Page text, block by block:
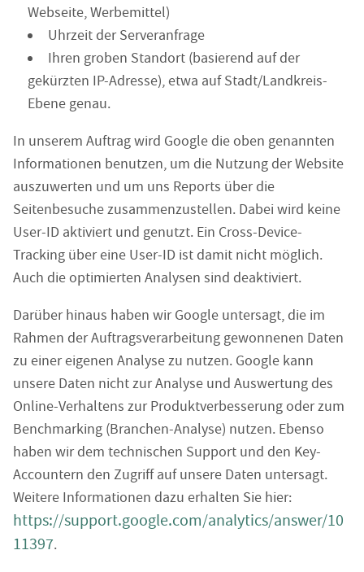
Webseite, Werbemittel)
Uhrzeit der Serveranfrage
Ihren groben Standort (basierend auf der
gekürzten IP-Adresse), etwa auf Stadt/Landkreis-
Ebene genau.
In unserem Auftrag wird Google die oben genannten
Informationen benutzen, um die Nutzung der Website
auszuwerten und um uns Reports über die
Seitenbesuche zusammenzustellen. Dabei wird keine
User-ID aktiviert und genutzt. Ein Cross-Device-
Tracking über eine User-ID ist damit nicht möglich.
Auch die optimierten Analysen sind deaktiviert.
Darüber hinaus haben wir Google untersagt, die im
Rahmen der Auftragsverarbeitung gewonnenen Daten
zu einer eigenen Analyse zu nutzen. Google kann
unsere Daten nicht zur Analyse und Auswertung des
Online-Verhaltens zur Produktverbesserung oder zum
Benchmarking (Branchen-Analyse) nutzen. Ebenso
haben wir dem technischen Support und den Key-
Accountern den Zugriff auf unsere Daten untersagt.
Weitere Informationen dazu erhalten Sie hier:
https://support.google.com/analytics/answer/10
11397.